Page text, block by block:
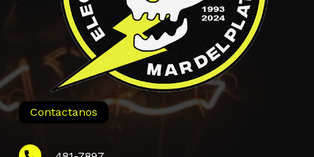
Contactanos